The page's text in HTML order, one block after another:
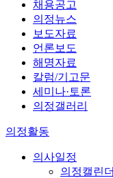
채용공고
의정뉴스
보도자료
언론보도
해명자료
칼럼/기고문
세미나·토론
의정갤러리
의정활동
의사일정
의정캘린더